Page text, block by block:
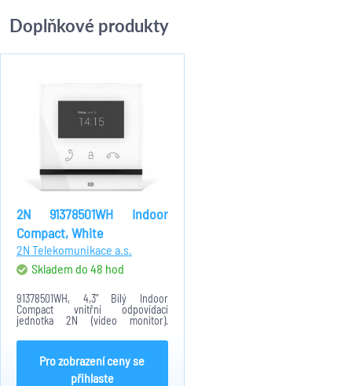
Doplňkové produkty
2N 91378501WH Indoor
Compact, White
2N Telekomunikace a.s.
Skladem do 48 hod
91378501WH, 4,3" Bílý Indoor
Compact vnitřní odpovídací
jednotka 2N (video monitor).
Připojení 1x UTP kabel, konfigurace
přes webové rozhraní. Povrch z
tvrzeného skla, barevný 4.3“
displej, intuitivní...
Pro zobrazení ceny se
přihlaste